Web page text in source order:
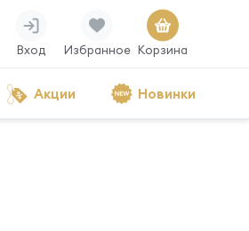
Вход Избранное Корзина
Акции Новинки